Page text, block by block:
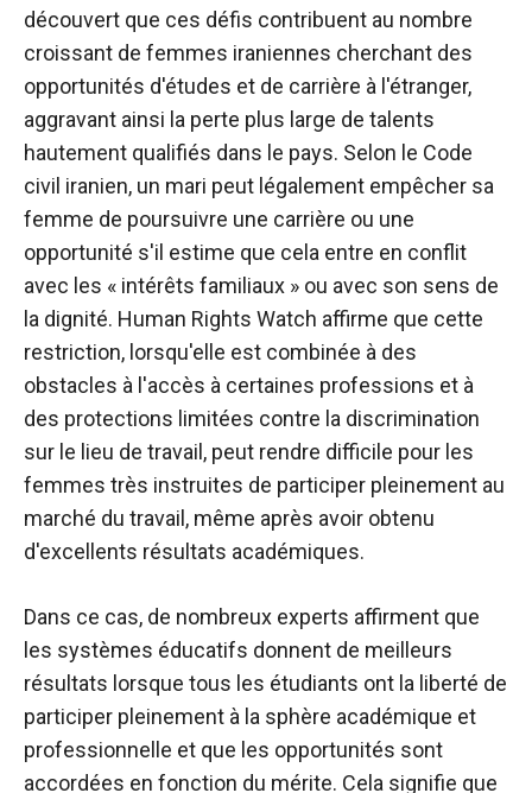
découvert que ces défis contribuent au nombre
croissant de femmes iraniennes cherchant des
opportunités d'études et de carrière à l'étranger,
aggravant ainsi la perte plus large de talents
hautement qualifiés dans le pays. Selon le Code
civil iranien, un mari peut légalement empêcher sa
femme de poursuivre une carrière ou une
opportunité s'il estime que cela entre en conflit
avec les « intérêts familiaux » ou avec son sens de
la dignité. Human Rights Watch affirme que cette
restriction, lorsqu'elle est combinée à des
obstacles à l'accès à certaines professions et à
des protections limitées contre la discrimination
sur le lieu de travail, peut rendre difficile pour les
femmes très instruites de participer pleinement au
marché du travail, même après avoir obtenu
d'excellents résultats académiques.
Dans ce cas, de nombreux experts affirment que
les systèmes éducatifs donnent de meilleurs
résultats lorsque tous les étudiants ont la liberté de
participer pleinement à la sphère académique et
professionnelle et que les opportunités sont
accordées en fonction du mérite. Cela signifie que